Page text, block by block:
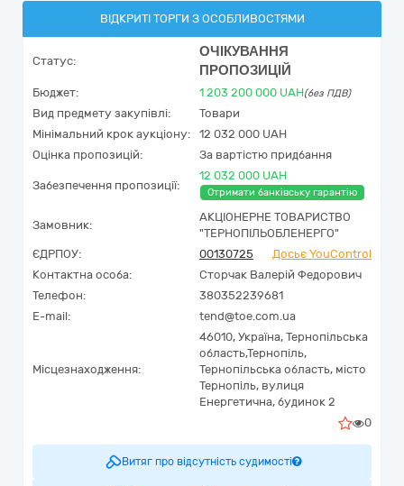
ВІДКРИТІ ТОРГИ З ОСОБЛИВОСТЯМИ
Статус:
ОЧІКУВАННЯ
ПРОПОЗИЦІЙ
Бюджет: 1 203 200 000 UAH(без ПДВ)
Вид предмету закупівлі:
Товари
Мінімальний крок аукціону:
12 032 000 UAH
Оцінка пропозицій:
За вартістю придбання
Забезпечення пропозиції:
12 032 000 UAH
Отримати банківську гарантію
Замовник:
АКЦІОНЕРНЕ ТОВАРИСТВО
"ТЕРНОПІЛЬОБЛЕНЕРГО"
ЄДРПОУ:
00130725
Досьє YouControl
Контактна особа:
Сторчак Валерій Федорович
Телефон:
380352239681
E-mail:
tend@toe.com.ua
Місцезнаходження:
46010, Україна, Тернопільська
область,Тернопіль,
Тернопільська область, місто
Тернопіль, вулиця
Енергетична, будинок 2
0
Витяг про відсутність судимості